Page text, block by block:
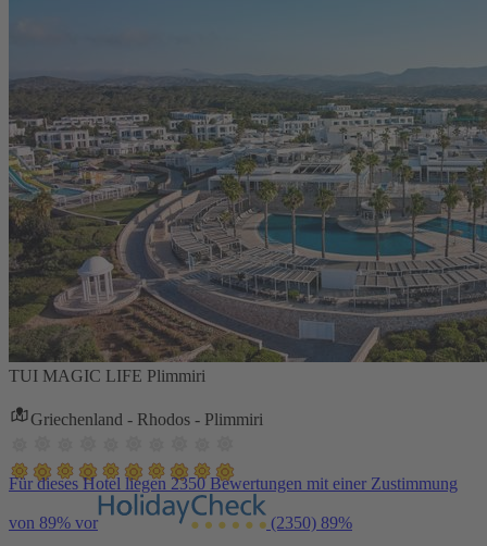
TUI MAGIC LIFE Plimmiri
Griechenland - Rhodos - Plimmiri
Für dieses Hotel liegen 2350 Bewertungen mit einer Zustimmung
von 89% vor (2350) 89%